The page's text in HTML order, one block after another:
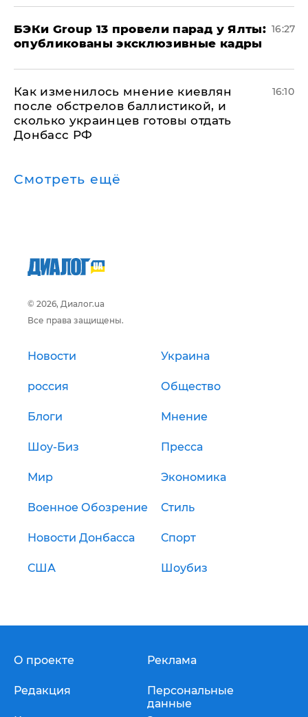
​БЭКи Group 13 провели парад у Ялты:
опубликованы эксклюзивные кадры
16:27
Как изменилось мнение киевлян
после обстрелов баллистикой, и
сколько украинцев готовы отдать
Донбасс РФ
16:10
Смотреть ещё
© 2026, Диалог.ua
Все права защищены.
Новости Украина
россия Общество
Блоги Мнение
Шоу-Биз Пресса
Мир Экономика
Военное Обозрение Стиль
Новости Донбасса Спорт
США Шоубиз
О проекте
Редакция
Реклама
Персональные
данные